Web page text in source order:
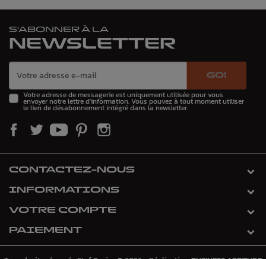
S'ABONNER À LA
NEWSLETTER
GO!
Votre adresse de messagerie est uniquement utilisée pour vous
envoyer notre lettre d'information. Vous pouvez à tout moment utiliser
le lien de désabonnement intégré dans la newsletter.
CONTACTEZ-NOUS
INFORMATIONS
VOTRE COMPTE
PAIEMENT